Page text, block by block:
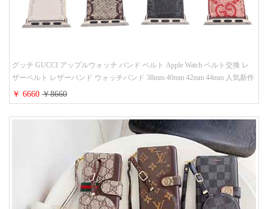
グッチ GUCCI アップルウォッチ バンド ベルト Apple Watch ベルト交換 レ
ザーベルト レザーバンド ウォッチバンド 38mm 40mm 42mm 44mm 人気新作
￥ 6660￥8660